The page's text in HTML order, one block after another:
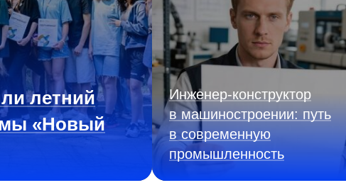
летний
«Новый
Инженер‑конструктор
в машиностроении: путь
в современную
промышленность